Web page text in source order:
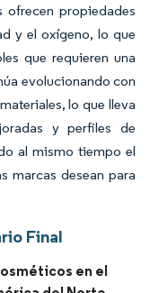
ofrecen propiedades
y el oxígeno, lo que
que requieren una
evolucionando con
lo que lleva
y perfiles de
al mismo tiempo el
marcas desean para
Final
en el